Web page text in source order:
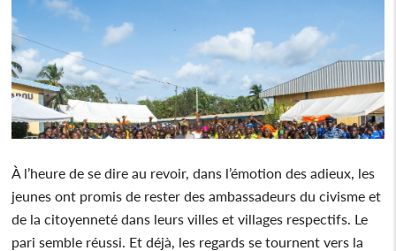
À l’heure de se dire au revoir, dans l’émotion des adieux, les
jeunes ont promis de rester des ambassadeurs du civisme et
de la citoyenneté dans leurs villes et villages respectifs. Le
pari semble réussi. Et déjà, les regards se tournent vers la